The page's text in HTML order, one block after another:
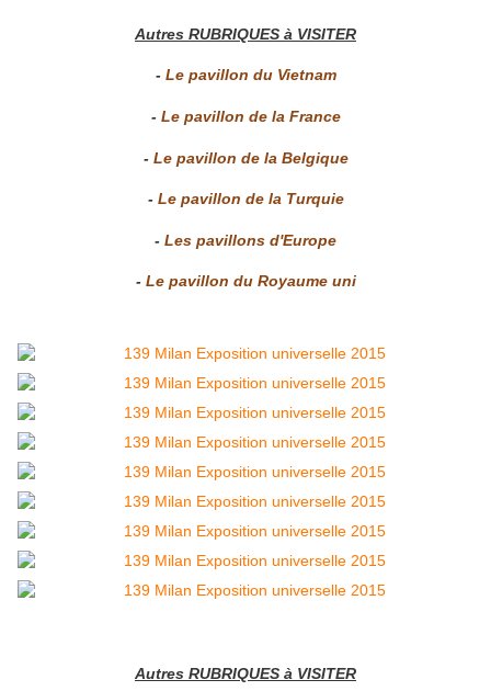
Autres RUBRIQUES à VISITER
- Le pavillon du Vietnam
- Le pavillon de la France
- Le pavillon de la Belgique
-Le pavillon de la Turquie
- Les pavillons d'Europe
- Le pavillon du Royaume uni
Autres RUBRIQUES à VISITER